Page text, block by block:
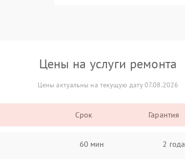
Цены на услуги ремонта
Цены актуальны на текущую дату 07.08.2026
Срок Гарантия
60 мин 2 года